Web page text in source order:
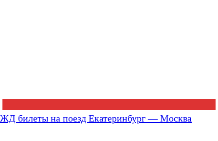
ЖД билеты на поезд Екатеринбург — Москва